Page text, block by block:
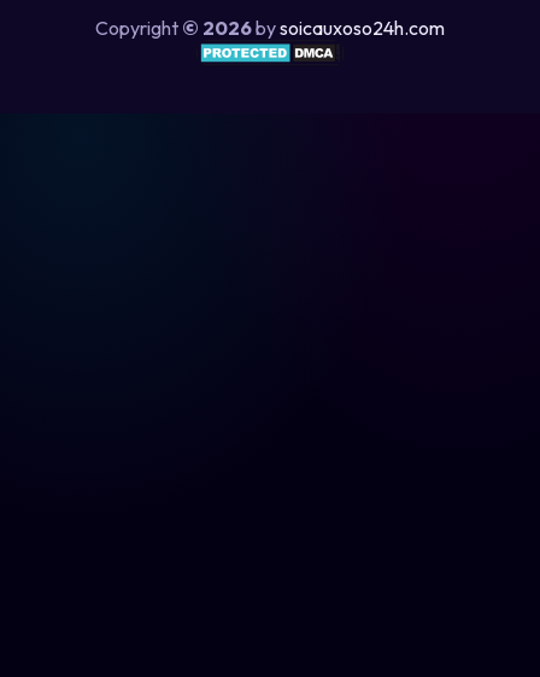
Copyright © 2026bysoicauxoso24h.com